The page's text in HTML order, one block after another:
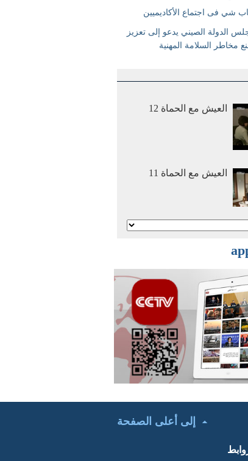
العيش مع الحماة 12
العيش مع الحماة 11
أنا وأمي نتزوج معا 1
أفلام وثائقية: عصر
الهجرة العظمي 2016
03 29
تحت الأضواء: التعاون
إلى أعلى الصفحة